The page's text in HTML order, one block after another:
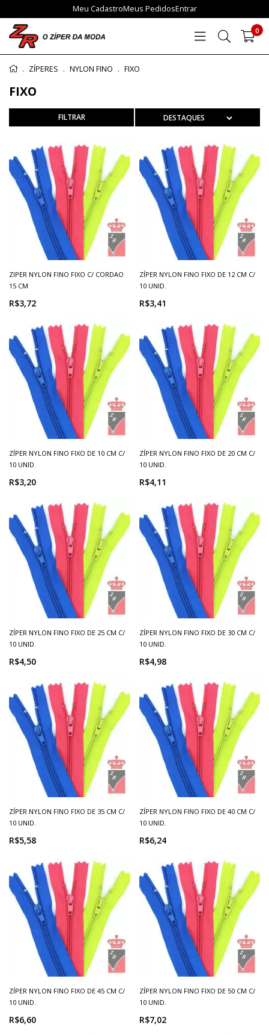
Meu CadastroMeus PedidosEntrar
0
ZÍPERES NYLON FINO FIXO
FIXO
ZIPER NYLON FINO FIXO C/ CORDAO
15 CM
R$3,72
ZÍPER NYLON FINO FIXO DE 12 CM C/
10 UNID.
R$3,41
ZÍPER NYLON FINO FIXO DE 10 CM C/
10 UNID.
R$3,20
ZÍPER NYLON FINO FIXO DE 20 CM C/
10 UNID.
R$4,11
ZÍPER NYLON FINO FIXO DE 25 CM C/
10 UNID.
R$4,50
ZÍPER NYLON FINO FIXO DE 30 CM C/
10 UNID.
R$4,98
ZÍPER NYLON FINO FIXO DE 35 CM C/
10 UNID.
R$5,58
ZÍPER NYLON FINO FIXO DE 40 CM C/
10 UNID.
R$6,24
ZÍPER NYLON FINO FIXO DE 45 CM C/
10 UNID.
R$6,60
ZÍPER NYLON FINO FIXO DE 50 CM C/
10 UNID.
R$7,02